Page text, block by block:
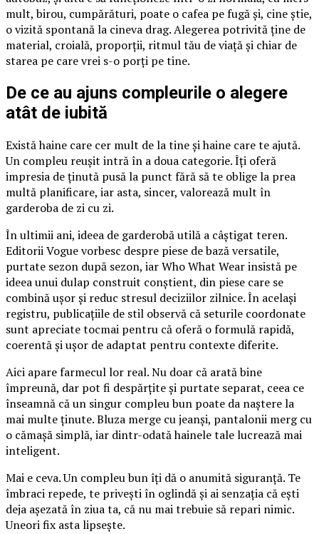
mult, birou, cumpărături, poate o cafea pe fugă și, cine știe,
o vizită spontană la cineva drag. Alegerea potrivită ține de
material, croială, proporții, ritmul tău de viață și chiar de
starea pe care vrei s-o porți pe tine.
De ce au ajuns compleurile o alegere
atât de iubită
Există haine care cer mult de la tine și haine care te ajută.
Un compleu reușit intră în a doua categorie. Îți oferă
impresia de ținută pusă la punct fără să te oblige la prea
multă planificare, iar asta, sincer, valorează mult în
garderoba de zi cu zi.
În ultimii ani, ideea de garderobă utilă a câștigat teren.
Editorii Vogue vorbesc despre piese de bază versatile,
purtate sezon după sezon, iar Who What Wear insistă pe
ideea unui dulap construit conștient, din piese care se
combină ușor și reduc stresul deciziilor zilnice. În același
registru, publicațiile de stil observă că seturile coordonate
sunt apreciate tocmai pentru că oferă o formulă rapidă,
coerentă și ușor de adaptat pentru contexte diferite.
Aici apare farmecul lor real. Nu doar că arată bine
împreună, dar pot fi despărțite și purtate separat, ceea ce
înseamnă că un singur compleu bun poate da naștere la
mai multe ținute. Bluza merge cu jeanși, pantalonii merg cu
o cămașă simplă, iar dintr-odată hainele tale lucrează mai
inteligent.
Mai e ceva. Un compleu bun îți dă o anumită siguranță. Te
îmbraci repede, te privești în oglindă și ai senzația că ești
deja așezată în ziua ta, că nu mai trebuie să repari nimic.
Uneori fix asta lipsește.